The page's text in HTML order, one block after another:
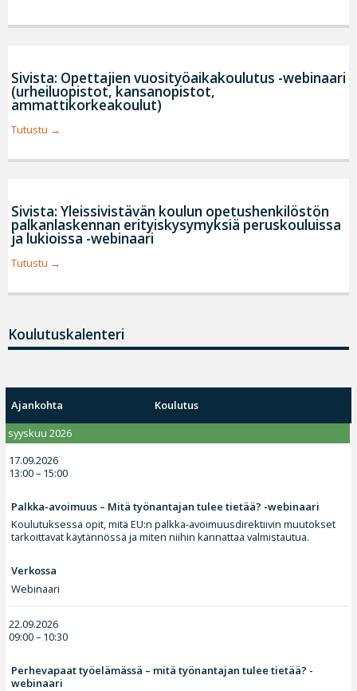
Sivista: Opettajien vuosityöaikakoulutus -webinaari
(urheiluopistot, kansanopistot,
ammattikorkeakoulut)
Tutustu
Sivista: Yleissivistävän koulun opetushenkilöstön
palkanlaskennan erityiskysymyksiä peruskouluissa
ja lukioissa -webinaari
Tutustu
Koulutuskalenteri
Ajankohta
Koulutus
syyskuu 2026
17.09.2026
13:00 – 15:00
Palkka-avoimuus – Mitä työnantajan tulee tietää? -webinaari
Koulutuksessa opit, mitä EU:n palkka-avoimuusdirektiivin muutokset
tarkoittavat käytännössä ja miten niihin kannattaa valmistautua.
Verkossa
Webinaari
22.09.2026
09:00 – 10:30
Perhevapaat työelämässä – mitä työnantajan tulee tietää? -
webinaari